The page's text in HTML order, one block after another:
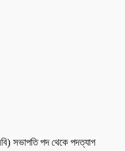
সভাপতি পদ থেকে পদত্যাগ